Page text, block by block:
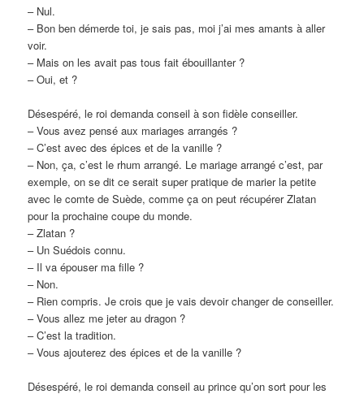
– Nul.
– Bon ben démerde toi, je sais pas, moi j’ai mes amants à aller
voir.
– Mais on les avait pas tous fait ébouillanter ?
– Oui, et ?
Désespéré, le roi demanda conseil à son fidèle conseiller.
– Vous avez pensé aux mariages arrangés ?
– C’est avec des épices et de la vanille ?
– Non, ça, c’est le rhum arrangé. Le mariage arrangé c’est, par
exemple, on se dit ce serait super pratique de marier la petite
avec le comte de Suède, comme ça on peut récupérer Zlatan
pour la prochaine coupe du monde.
– Zlatan ?
– Un Suédois connu.
– Il va épouser ma fille ?
– Non.
– Rien compris. Je crois que je vais devoir changer de conseiller.
– Vous allez me jeter au dragon ?
– C’est la tradition.
– Vous ajouterez des épices et de la vanille ?
Désespéré, le roi demanda conseil au prince qu’on sort pour les